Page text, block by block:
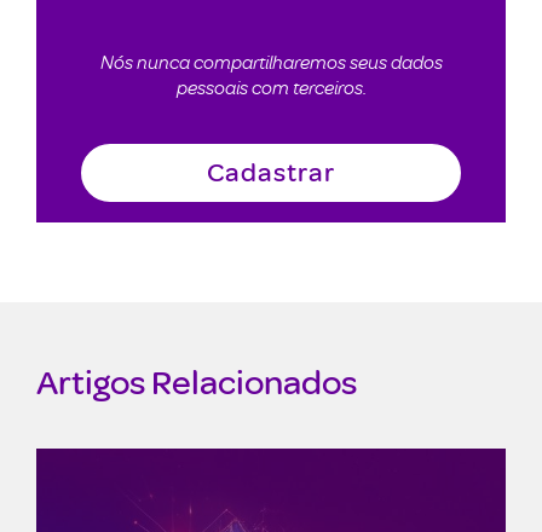
Nós nunca compartilharemos seus dados
pessoais com terceiros.
Artigos Relacionados